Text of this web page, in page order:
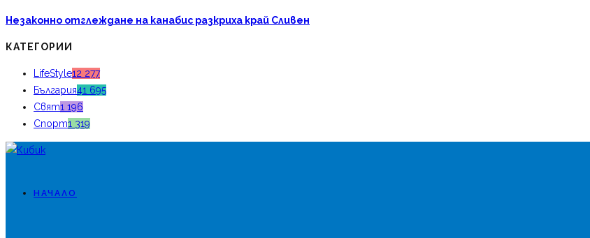
Незаконно отглеждане на канабис разкриха край Сливен
КАТЕГОРИИ
LifeStyle12 277
България41 695
Свят1 196
Спорт1 319
НАЧАЛО